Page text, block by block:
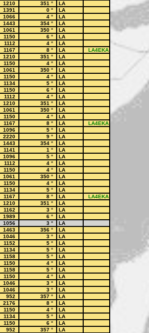
1210 351 °
LA
1391 0 °
LA
1066 4 °
LA
1443 354 °
LA
1061 350 °
LA
1150 6 °
LA
1112 4 °
LA
1167 8 ° LA
LA4EKA
1210 351 °
LA
1150 4 °
LA
1061 350 °
LA
1150 4 °
LA
1134 5 °
LA
1150 6 °
LA
1112 4 °
LA
1210 351 °
LA
1061 350 °
LA
1150 4 °
LA
1167 8 ° LA
LA4EKA
1096 5 °
LA
2220 9 °
LA
1443 354 °
LA
1141 1 °
LA
1096 5 °
LA
1112 4 °
LA
1150 4 °
LA
1061 350 °
LA
1150 4 °
LA
1134 5 °
LA
1167 8 ° LA
LA4EKA
1210 351 °
LA
1162 3 °
LA
1989 6 °
LA
1056 3 °
LA
1463 356 °
LA
1046 3 °
LA
1152 5 °
LA
1134 5 °
LA
1158 5 °
LA
1150 4 °
LA
1158 5 °
LA
1150 4 °
LA
1046 3 °
LA
1046 3 °
LA
952 357 °
LA
2176 8 °
LA
1150 4 °
LA
1134 5 °
LA
1150 6 °
LA
952 357 °
LA